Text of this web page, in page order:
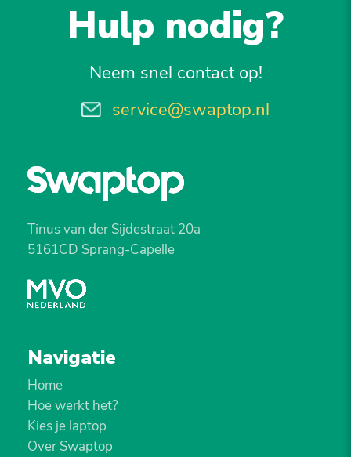
Hulp nodig?
Neem snel contact op!
service@swaptop.nl
Tinus van der Sijdestraat 20a
5161CD Sprang-Capelle
Navigatie
Home
Hoe werkt het?
Kies je laptop
Over Swaptop